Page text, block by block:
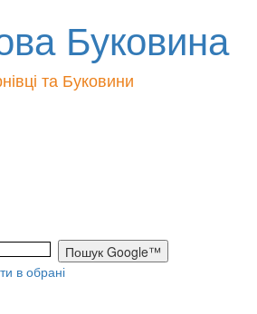
Буковина
та Буковини
в обрані